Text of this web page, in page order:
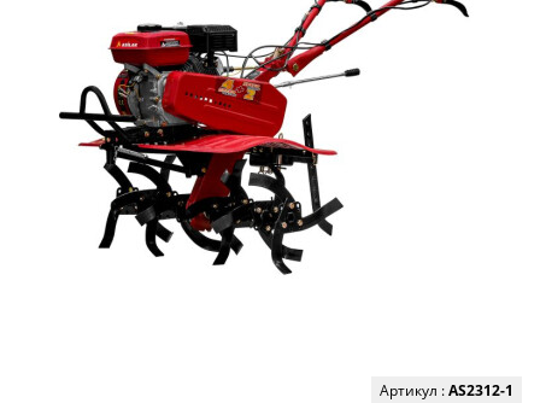
Артикул :AS2312-1